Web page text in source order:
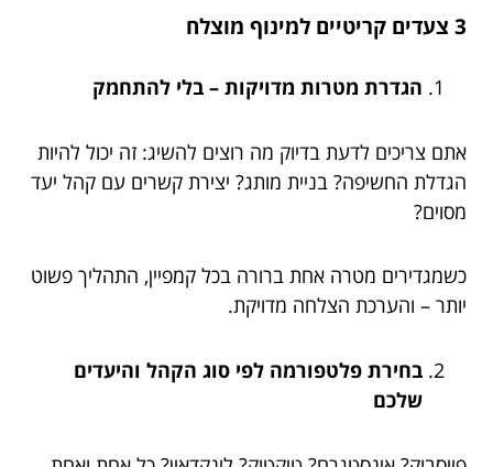
3 צעדים קריטיים למינוף מוצלח
הגדרת מטרות מדויקות – בלי להתחמק
אתם צריכים לדעת בדיוק מה רוצים להשיג: זה יכול להיות
הגדלת החשיפה? בניית מותג? יצירת קשרים עם קהל יעד
מסוים?
כשמגדירים מטרה אחת ברורה בכל קמפיין, התהליך פשוט
יותר – והערכת הצלחה מדויקת.
בחירת פלטפורמה לפי סוג הקהל והיעדים
שלכם